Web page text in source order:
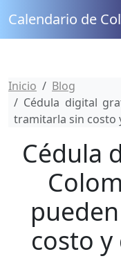
Calendario de
Inicio
Blog
Cédula digital
tramitarla sin costo
Cédula
costo y